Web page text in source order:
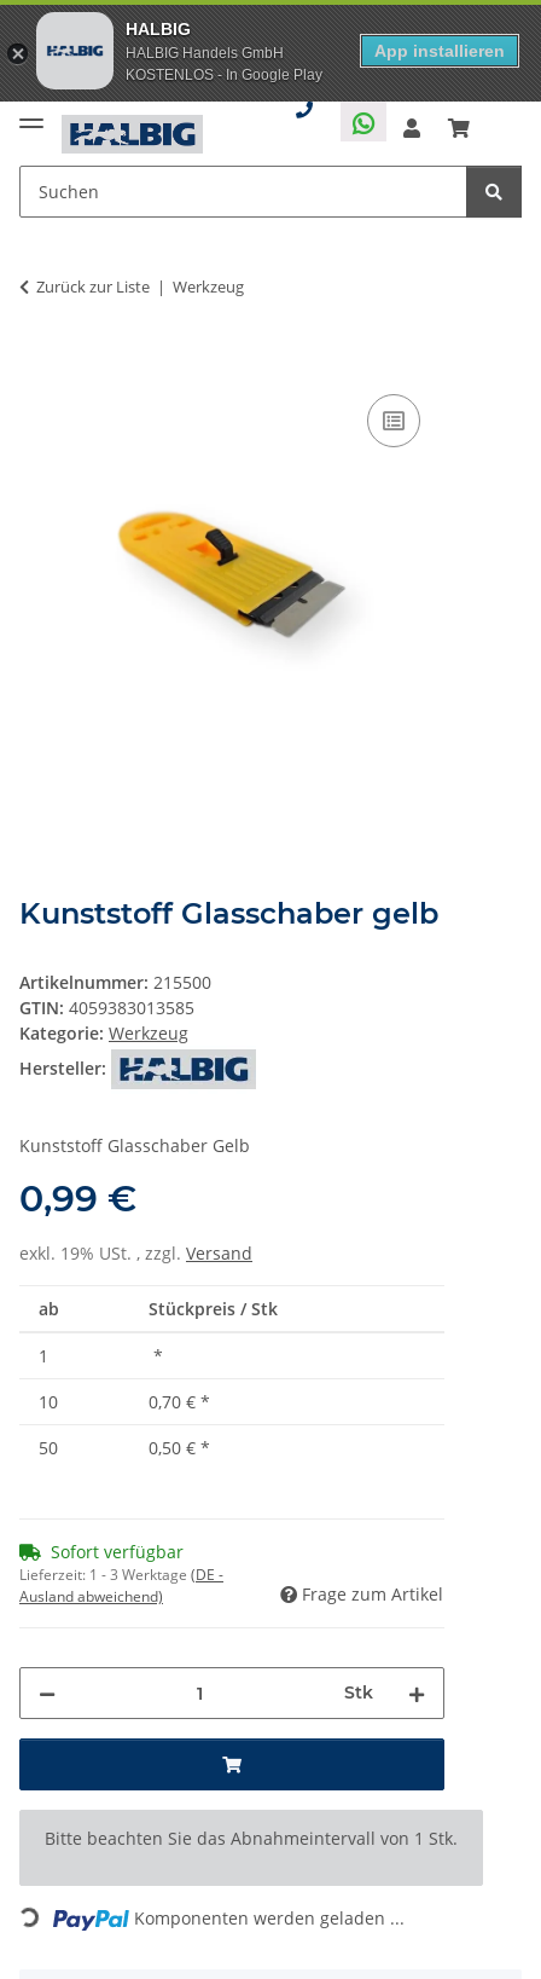
HALBIG
HALBIG Handels GmbH
KOSTENLOS - In Google Play
App installieren
Zurück zur Liste Werkzeug
Kunststoff Glasschaber gelb
Artikelnummer: 215500
GTIN: 4059383013585
Kategorie: Werkzeug
Hersteller:
Kunststoff Glasschaber Gelb
0,99 €
exkl. 19% USt. , zzgl. Versand
ab Stückpreis / Stk
1
*
10
0,70 € *
50
0,50 € *
Sofort verfügbar
Lieferzeit: 1 - 3 Werktage (DE -
Ausland abweichend)
Frage zum Artikel
Stk
x
Bitte beachten Sie das Abnahmeintervall von 1 Stk.
Loading... Komponenten werden geladen ...